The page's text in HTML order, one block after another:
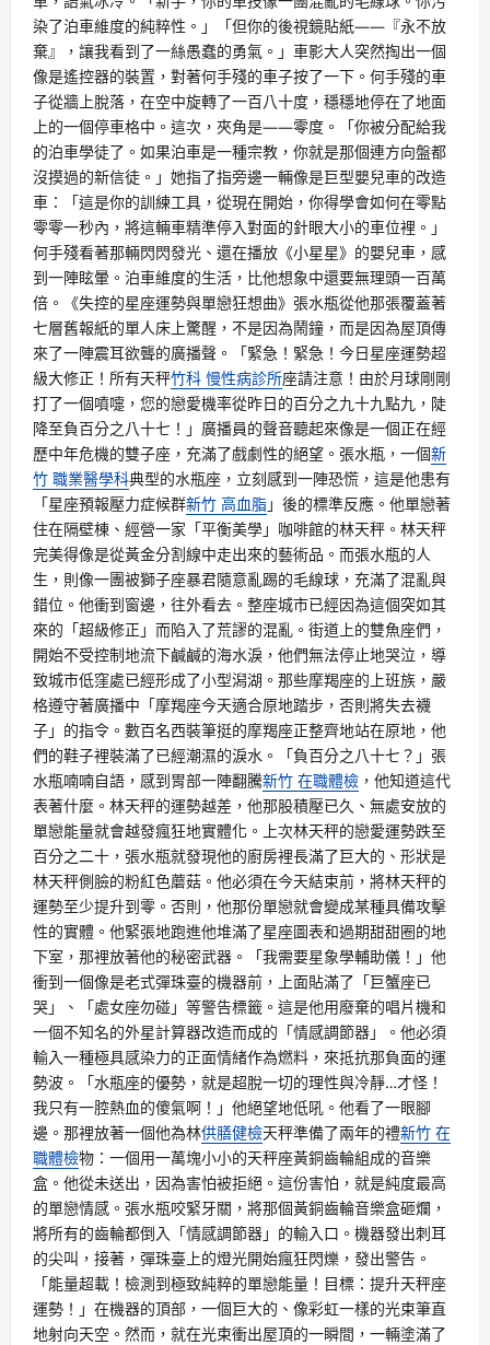
染了泊車維度的純粹性。」「但你的後視鏡貼紙——『永不放
棄』，讓我看到了一絲愚蠢的勇氣。」車影大人突然掏出一個
像是遙控器的裝置，對著何手殘的車子按了一下。何手殘的車
子從牆上脫落，在空中旋轉了一百八十度，穩穩地停在了地面
上的一個停車格中。這次，夾角是——零度。「你被分配給我
的泊車學徒了。如果泊車是一種宗教，你就是那個連方向盤都
沒摸過的新信徒。」她指了指旁邊一輛像是巨型嬰兒車的改造
車：「這是你的訓練工具，從現在開始，你得學會如何在零點
零零一秒內，將這輛車精準停入對面的針眼大小的車位裡。」
何手殘看著那輛閃閃發光、還在播放《小星星》的嬰兒車，感
到一陣眩暈。泊車維度的生活，比他想象中還要無理頭一百萬
倍。《失控的星座運勢與單戀狂想曲》張水瓶從他那張覆蓋著
七層舊報紙的單人床上驚醒，不是因為鬧鐘，而是因為屋頂傳
來了一陣震耳欲聾的廣播聲。「緊急！緊急！今日星座運勢超
級大修正！所有天秤竹科 慢性病診所座請注意！由於月球剛剛
打了一個噴嚏，您的戀愛機率從昨日的百分之九十九點九，陡
降至負百分之八十七！」廣播員的聲音聽起來像是一個正在經
歷中年危機的雙子座，充滿了戲劇性的絕望。張水瓶，一個新
竹 職業醫學科典型的水瓶座，立刻感到一陣恐慌，這是他患有
「星座預報壓力症候群新竹 高血脂」後的標準反應。他單戀著
住在隔壁棟、經營一家「平衡美學」咖啡館的林天秤。林天秤
完美得像是從黃金分割線中走出來的藝術品。而張水瓶的人
生，則像一團被獅子座暴君隨意亂踢的毛線球，充滿了混亂與
錯位。他衝到窗邊，往外看去。整座城市已經因為這個突如其
來的「超級修正」而陷入了荒謬的混亂。街道上的雙魚座們，
開始不受控制地流下鹹鹹的海水淚，他們無法停止地哭泣，導
致城市低窪處已經形成了小型潟湖。那些摩羯座的上班族，嚴
格遵守著廣播中「摩羯座今天適合原地踏步，否則將失去襪
子」的指令。數百名西裝筆挺的摩羯座正整齊地站在原地，他
們的鞋子裡裝滿了已經潮濕的淚水。「負百分之八十七？」張
水瓶喃喃自語，感到胃部一陣翻騰新竹 在職體檢 ，他知道這代
表著什麼。林天秤的運勢越差，他那股積壓已久、無處安放的
單戀能量就會越發瘋狂地實體化。上次林天秤的戀愛運勢跌至
百分之二十，張水瓶就發現他的廚房裡長滿了巨大的、形狀是
林天秤側臉的粉紅色蘑菇。他必須在今天結束前，將林天秤的
運勢至少提升到零。否則，他那份單戀就會變成某種具備攻擊
性的實體。他緊張地跑進他堆滿了星座圖表和過期甜甜圈的地
下室，那裡放著他的秘密武器。「我需要星象學輔助儀！」他
衝到一個像是老式彈珠臺的機器前，上面貼滿了「巨蟹座已
哭」、「處女座勿碰」等警告標籤。這是他用廢棄的唱片機和
一個不知名的外星計算器改造而成的「情感調節器」。他必須
輸入一種極具感染力的正面情緒作為燃料，來抵抗那負面的運
勢波。「水瓶座的優勢，就是超脫一切的理性與冷靜…才怪！
我只有一腔熱血的傻氣啊！」他絕望地低吼。他看了一眼腳
邊。那裡放著一個他為林供膳健檢天秤準備了兩年的禮新竹 在
職體檢物：一個用一萬塊小小的天秤座黃銅齒輪組成的音樂
盒。他從未送出，因為害怕被拒絕。這份害怕，就是純度最高
的單戀情感。張水瓶咬緊牙關，將那個黃銅齒輪音樂盒砸爛，
將所有的齒輪都倒入「情感調節器」的輸入口。機器發出刺耳
的尖叫，接著，彈珠臺上的燈光開始瘋狂閃爍，發出警告。
「能量超載！檢測到極致純粹的單戀能量！目標：提升天秤座
運勢！」在機器的頂部，一個巨大的、像彩虹一樣的光束筆直
地射向天空。然而，就在光束衝出屋頂的一瞬間，一輛塗滿了